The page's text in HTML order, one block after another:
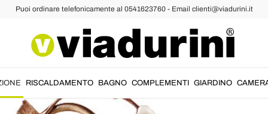
Puoi ordinare telefonicamente al 0541623760 - Email clienti@viadurini.it
RISCALDAMENTO BAGNO COMPLEMENTI GIARDINO
Ferro